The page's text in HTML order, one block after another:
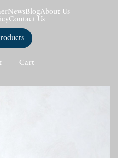
News BlogAbout Us
Contact Us
Cart